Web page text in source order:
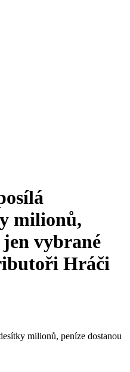
milionů,
jen vybrané
Hráči